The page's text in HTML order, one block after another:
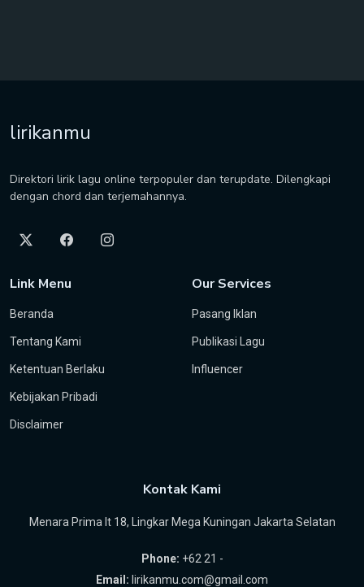
lirikanmu
Direktori lirik lagu online terpopuler dan terupdate. Dilengkapi
dengan chord dan terjemahannya.
Link Menu
Beranda
Tentang Kami
Ketentuan Berlaku
Kebijakan Pribadi
Disclaimer
Our Services
Pasang Iklan
Publikasi Lagu
Influencer
Kontak Kami
Menara Prima lt 18, Lingkar Mega Kuningan Jakarta Selatan
Phone: +62 21 -
Email: lirikanmu.com@gmail.com